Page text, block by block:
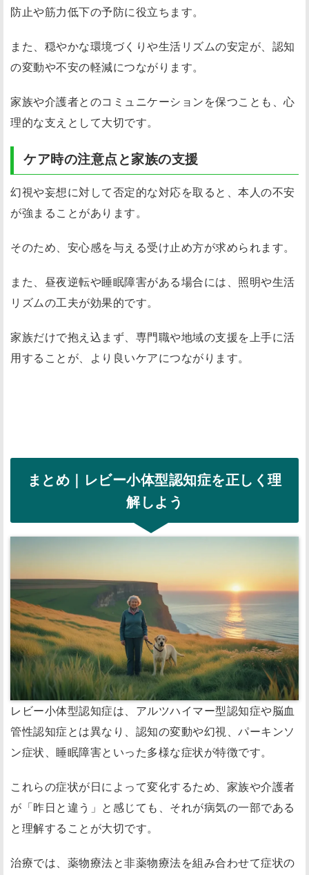
防止や筋力低下の予防に役立ちます。
また、穏やかな環境づくりや生活リズムの安定が、認知
の変動や不安の軽減につながります。
家族や介護者とのコミュニケーションを保つことも、心
理的な支えとして大切です。
ケア時の注意点と家族の支援
幻視や妄想に対して否定的な対応を取ると、本人の不安
が強まることがあります。
そのため、安心感を与える受け止め方が求められます。
また、昼夜逆転や睡眠障害がある場合には、照明や生活
リズムの工夫が効果的です。
家族だけで抱え込まず、専門職や地域の支援を上手に活
用することが、より良いケアにつながります。
まとめ｜レビー小体型認知症を正しく理
解しよう
レビー小体型認知症は、アルツハイマー型認知症や脳血
管性認知症とは異なり、認知の変動や幻視、パーキンソ
ン症状、睡眠障害といった多様な症状が特徴です。
これらの症状が日によって変化するため、家族や介護者
が「昨日と違う」と感じても、それが病気の一部である
と理解することが大切です。
治療では、薬物療法と非薬物療法を組み合わせて症状の